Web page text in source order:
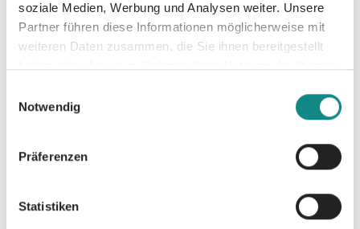
soziale Medien, Werbung und Analysen weiter. Unsere
Partner führen diese Informationen möglicherweise mit
weiteren Daten zusammen, die Sie ihnen bereitgestellt
Notwendig
Präferenzen
Statistiken